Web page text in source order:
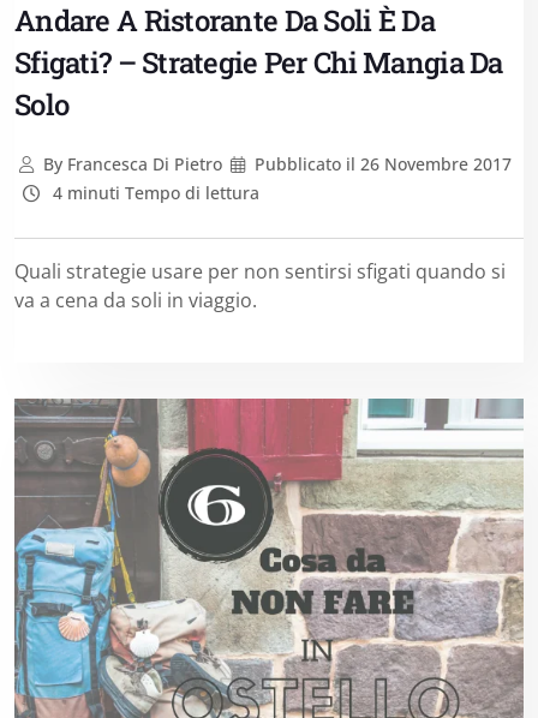
Andare A Ristorante Da Soli È Da
Sfigati? – Strategie Per Chi Mangia Da
Solo
ByFrancesca Di Pietro Pubblicato il 26 Novembre 2017
4 minuti Tempo di lettura
Quali strategie usare per non sentirsi sfigati quando si
va a cena da soli in viaggio.